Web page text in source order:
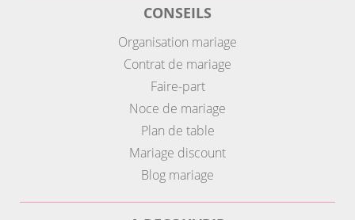
CONSEILS
Organisation mariage
Contrat de mariage
Faire-part
Noce de mariage
Plan de table
Mariage discount
Blog mariage